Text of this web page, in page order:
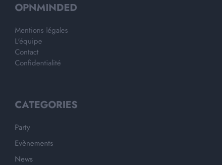
OPNMINDED
Mentions légales
L'équipe
Contact
Confidentialité
CATEGORIES
Party
Evènements
News